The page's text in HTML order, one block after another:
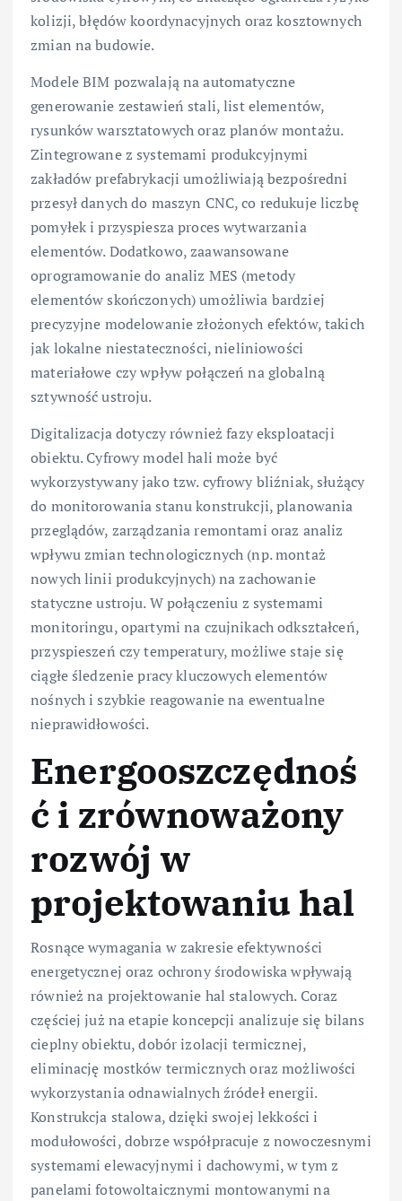
kolizji, błędów koordynacyjnych oraz kosztownych
zmian na budowie.
Modele BIM pozwalają na automatyczne
generowanie zestawień stali, list elementów,
rysunków warsztatowych oraz planów montażu.
Zintegrowane z systemami produkcyjnymi
zakładów prefabrykacji umożliwiają bezpośredni
przesył danych do maszyn CNC, co redukuje liczbę
pomyłek i przyspiesza proces wytwarzania
elementów. Dodatkowo, zaawansowane
oprogramowanie do analiz MES (metody
elementów skończonych) umożliwia bardziej
precyzyjne modelowanie złożonych efektów, takich
jak lokalne niestateczności, nieliniowości
materiałowe czy wpływ połączeń na globalną
sztywność ustroju.
Digitalizacja dotyczy również fazy eksploatacji
obiektu. Cyfrowy model hali może być
wykorzystywany jako tzw. cyfrowy bliźniak, służący
do monitorowania stanu konstrukcji, planowania
przeglądów, zarządzania remontami oraz analiz
wpływu zmian technologicznych (np. montaż
nowych linii produkcyjnych) na zachowanie
statyczne ustroju. W połączeniu z systemami
monitoringu, opartymi na czujnikach odkształceń,
przyspieszeń czy temperatury, możliwe staje się
ciągłe śledzenie pracy kluczowych elementów
nośnych i szybkie reagowanie na ewentualne
nieprawidłowości.
Energooszczędnoś
ć i zrównoważony
rozwój w
projektowaniu hal
Rosnące wymagania w zakresie efektywności
energetycznej oraz ochrony środowiska wpływają
również na projektowanie hal stalowych. Coraz
częściej już na etapie koncepcji analizuje się bilans
cieplny obiektu, dobór izolacji termicznej,
eliminację mostków termicznych oraz możliwości
wykorzystania odnawialnych źródeł energii.
Konstrukcja stalowa, dzięki swojej lekkości i
modułowości, dobrze współpracuje z nowoczesnymi
systemami elewacyjnymi i dachowymi, w tym z
panelami fotowoltaicznymi montowanymi na